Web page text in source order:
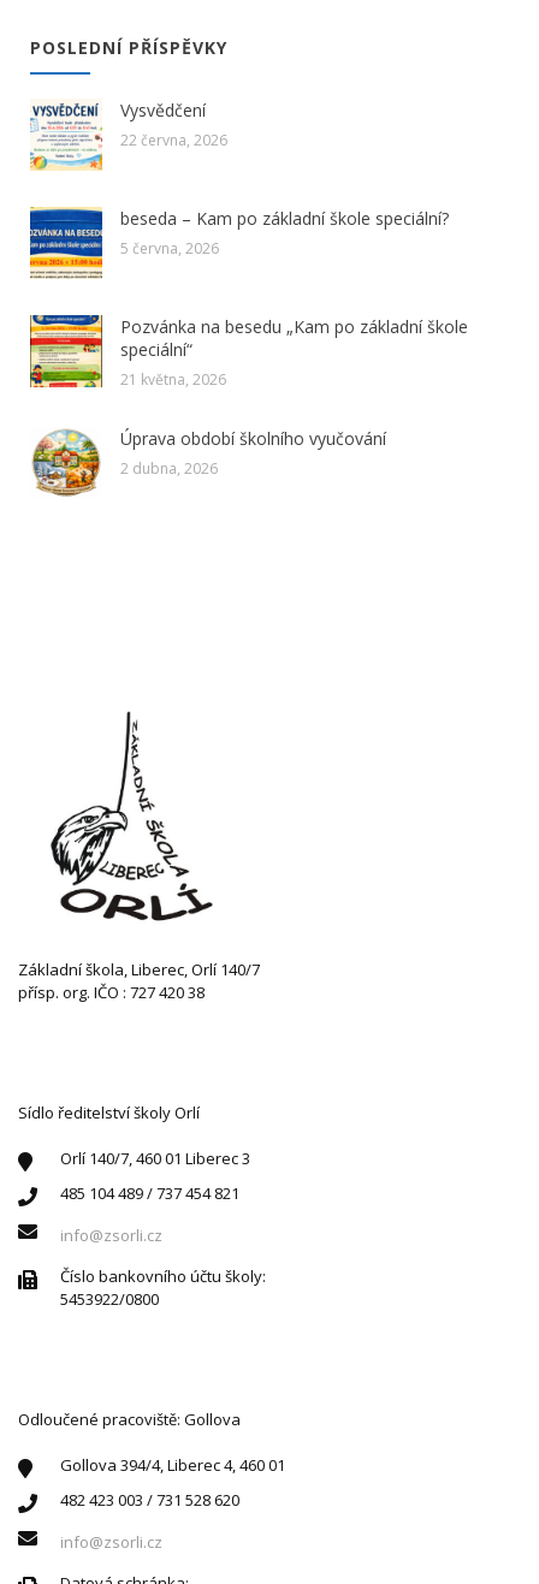
POSLEDNÍ PŘÍSPĚVKY
Vysvědčení
22 června, 2026
beseda – Kam po základní škole speciální?
5 června, 2026
Pozvánka na besedu „Kam po základní škole
speciální“
21 května, 2026
Úprava období školního vyučování
2 dubna, 2026
Základní škola, Liberec, Orlí 140/7
přísp. org. IČO : 727 420 38
Sídlo ředitelství školy Orlí
Orlí 140/7, 460 01 Liberec 3
485 104 489 / 737 454 821
info@zsorli.cz
Číslo bankovního účtu školy:
5453922/0800
Odloučené pracoviště: Gollova
Gollova 394/4, Liberec 4, 460 01
482 423 003 / 731 528 620
info@zsorli.cz